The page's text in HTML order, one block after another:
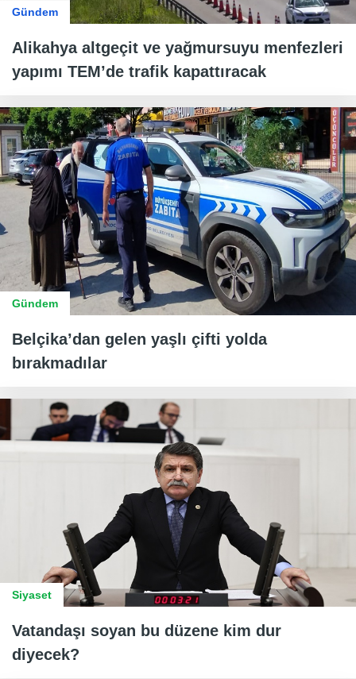
Gündem
Alikahya altgeçit ve yağmursuyu menfezleri
yapımı TEM’de trafik kapattıracak
Gündem
Belçika’dan gelen yaşlı çifti yolda
bırakmadılar
Siyaset
Vatandaşı soyan bu düzene kim dur
diyecek?